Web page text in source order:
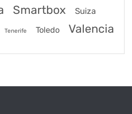
Smartbox Suiza
Tenerife Toledo Valencia